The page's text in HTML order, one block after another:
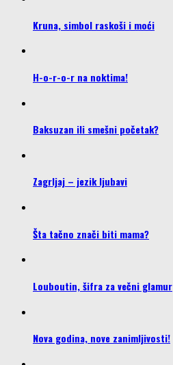
Kruna, simbol raskoši i moći
H-o-r-o-r na noktima!
Baksuzan ili smešni početak?
Zagrljaj – jezik ljubavi
Šta tačno znači biti mama?
Louboutin, šifra za večni glamur
Nova godina, nove zanimljivosti!